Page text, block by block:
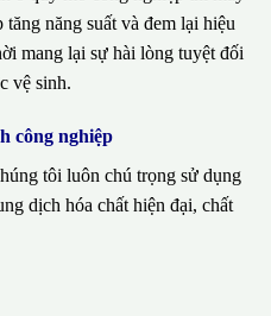
năng suất và đem lại hiệu
mang lại sự hài lòng tuyệt đối
vệ sinh.
công nghiệp
tôi luôn chú trọng sử dụng
dịch hóa chất hiện đại, chất